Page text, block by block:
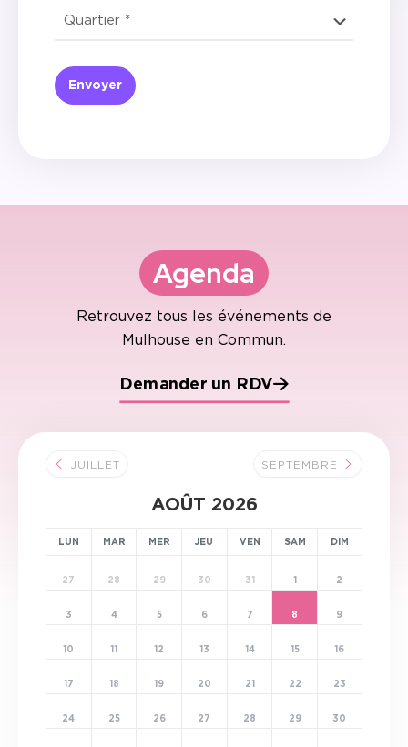
Agenda
Retrouvez tous les événements de
Mulhouse en Commun.
Demander un RDV
JUILLET
AOÛT 2026
SEPTEMBRE
LUN MAR MER JEU VEN SAM DIM
27 28 29 30 31 1 2
3 4 5 6 7 8 9
10 11 12 13 14 15 16
17 18 19 20 21 22 23
24 25 26 27 28 29 30